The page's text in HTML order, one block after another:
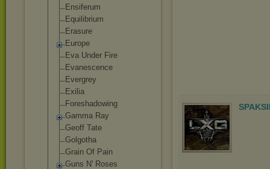
Ensiferum
Equilibrium
Erasure
Europe
Eva Under Fire
Evanescence
Evergrey
Exilia
Foreshadowing
Gamma Ray
Geoff Tate
Golgotha
Grain Of Pain
Guns N' Roses